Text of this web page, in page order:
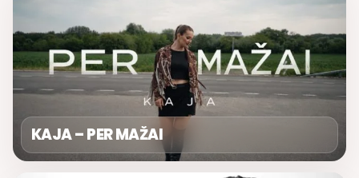
KAJA – PER MAŽAI